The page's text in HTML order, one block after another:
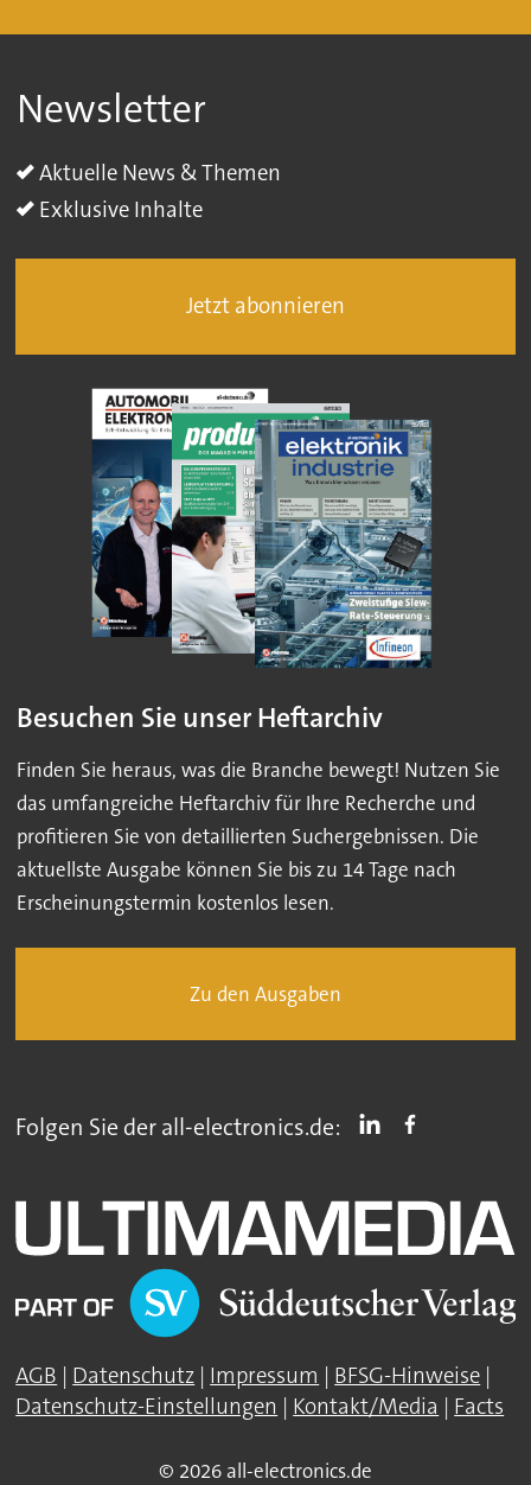
Newsletter
Aktuelle News & Themen
Exklusive Inhalte
Jetzt abonnieren
Besuchen Sie unser Heftarchiv
Finden Sie heraus, was die Branche bewegt! Nutzen Sie
das umfangreiche Heftarchiv für Ihre Recherche und
profitieren Sie von detaillierten Suchergebnissen. Die
aktuellste Ausgabe können Sie bis zu 14 Tage nach
Erscheinungstermin kostenlos lesen.
Zu den Ausgaben
Folgen Sie der all-electronics.de:
AGB | Datenschutz | Impressum | BFSG-Hinweise |
Datenschutz-Einstellungen | Kontakt/Media | Facts
© 2026 all-electronics.de